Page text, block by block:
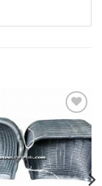
เพิ่มเข้า
ใน
รายการ
ที่
ติดตาม